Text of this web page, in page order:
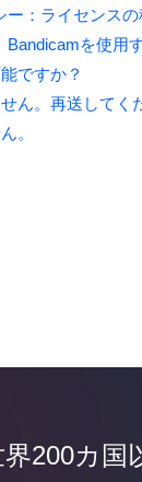
ー：ライセンス
を使用
ですか？
ん。再送してく
。
界200カ国